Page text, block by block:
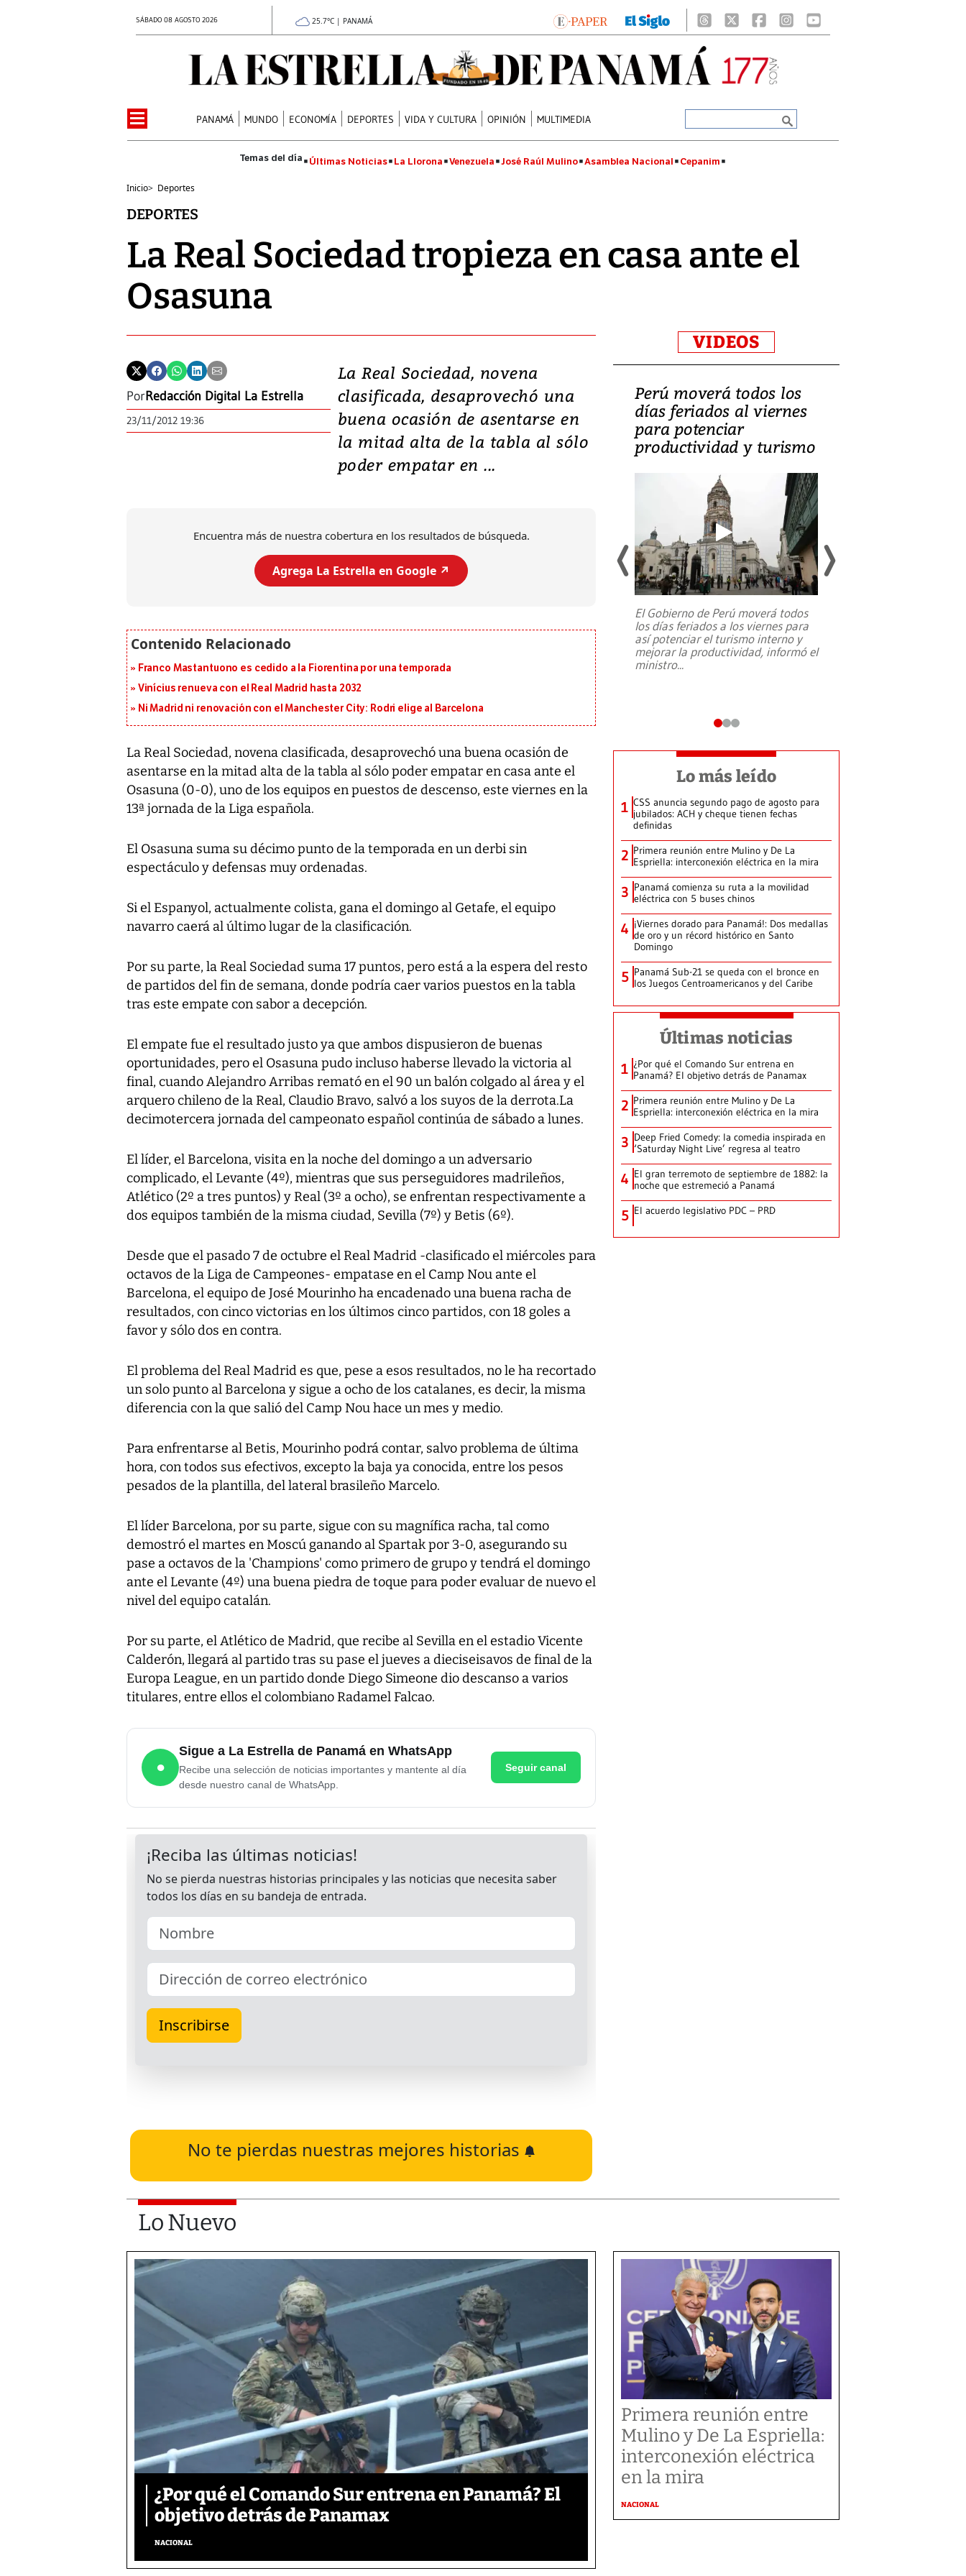
SÁBADO 08 AGOSTO 2026 25.7°C | PANAMÁ
PANAMÁ MUNDO ECONOMÍA DEPORTES VIDA Y CULTURA OPINIÓN MULTIMEDIA
Últimas Noticias La Llorona Venezuela José Raúl Mulino Asamblea Nacional Cepanim
Inicio> Deportes
DEPORTES
La Real Sociedad tropieza en casa ante el
Osasuna
PorRedacción Digital La Estrella
23/11/2012 19:36
La Real Sociedad, novena
clasificada, desaprovechó una
buena ocasión de asentarse en
la mitad alta de la tabla al sólo
poder empatar en ...
Encuentra más de nuestra cobertura en los resultados de búsqueda.
Agrega La Estrella en Google ↗️
Franco Mastantuono es cedido a la Fiorentina por una temporada
Vinícius renueva con el Real Madrid hasta 2032
Ni Madrid ni renovación con el Manchester City: Rodri elige al Barcelona
La Real Sociedad, novena clasificada, desaprovechó una buena ocasión de
asentarse en la mitad alta de la tabla al sólo poder empatar en casa ante el
Osasuna (0-0), uno de los equipos en puestos de descenso, este viernes en la
13ª jornada de la Liga española.
El Osasuna suma su décimo punto de la temporada en un derbi sin
espectáculo y defensas muy ordenadas.
Si el Espanyol, actualmente colista, gana el domingo al Getafe, el equipo
navarro caerá al último lugar de la clasificación.
Por su parte, la Real Sociedad suma 17 puntos, pero está a la espera del resto
de partidos del fin de semana, donde podría caer varios puestos en la tabla
tras este empate con sabor a decepción.
El empate fue el resultado justo ya que ambos dispusieron de buenas
oportunidades, pero el Osasuna pudo incluso haberse llevado la victoria al
final, cuando Alejandro Arribas remató en el 90 un balón colgado al área y el
arquero chileno de la Real, Claudio Bravo, salvó a los suyos de la derrota.La
decimotercera jornada del campeonato español continúa de sábado a lunes.
El líder, el Barcelona, visita en la noche del domingo a un adversario
complicado, el Levante (4º), mientras que sus perseguidores madrileños,
Atlético (2º a tres puntos) y Real (3º a ocho), se enfrentan respectivamente a
dos equipos también de la misma ciudad, Sevilla (7º) y Betis (6º).
Desde que el pasado 7 de octubre el Real Madrid -clasificado el miércoles para
octavos de la Liga de Campeones- empatase en el Camp Nou ante el
Barcelona, el equipo de José Mourinho ha encadenado una buena racha de
resultados, con cinco victorias en los últimos cinco partidos, con 18 goles a
favor y sólo dos en contra.
El problema del Real Madrid es que, pese a esos resultados, no le ha recortado
un solo punto al Barcelona y sigue a ocho de los catalanes, es decir, la misma
diferencia con la que salió del Camp Nou hace un mes y medio.
Para enfrentarse al Betis, Mourinho podrá contar, salvo problema de última
hora, con todos sus efectivos, excepto la baja ya conocida, entre los pesos
pesados de la plantilla, del lateral brasileño Marcelo.
El líder Barcelona, por su parte, sigue con su magnífica racha, tal como
demostró el martes en Moscú ganando al Spartak por 3-0, asegurando su
pase a octavos de la 'Champions' como primero de grupo y tendrá el domingo
ante el Levante (4º) una buena piedra de toque para poder evaluar de nuevo el
nivel del equipo catalán.
Por su parte, el Atlético de Madrid, que recibe al Sevilla en el estadio Vicente
Calderón, llegará al partido tras su pase el jueves a dieciseisavos de final de la
Europa League, en un partido donde Diego Simeone dio descanso a varios
titulares, entre ellos el colombiano Radamel Falcao.
●
Sigue a La Estrella de Panamá en WhatsApp
Recibe una selección de noticias importantes y mantente al día
desde nuestro canal de WhatsApp.
Seguir canal
No te pierdas nuestras mejores historias
VIDEOS
Video: Lula lanza su
candidatura con
promesas de inversión
en defensa, educación y
tierras raras
Entre recuerdos y escuetas
da Silva, oficializó este domingo su
Perú moverá todos los
días feriados al viernes
para potenciar
productividad y turismo
El Gobierno de Perú moverá todos
los días feriados a los viernes para
así potenciar el turismo interno y
mejorar la productividad, informó el
ministro...
Lo más leído
1 CSS anuncia segundo pago de agosto para
jubilados: ACH y cheque tienen fechas
definidas
2 Primera reunión entre Mulino y De La
Espriella: interconexión eléctrica en la mira
3 Panamá comienza su ruta a la movilidad
eléctrica con 5 buses chinos
4 ¡Viernes dorado para Panamá!: Dos medallas
de oro y un récord histórico en Santo
Domingo
5 Panamá Sub-21 se queda con el bronce en
los Juegos Centroamericanos y del Caribe
Últimas noticias
1 ¿Por qué el Comando Sur entrena en
Panamá? El objetivo detrás de Panamax
2 Primera reunión entre Mulino y De La
Espriella: interconexión eléctrica en la mira
3 Deep Fried Comedy: la comedia inspirada en
‘Saturday Night Live’ regresa al teatro
4 El gran terremoto de septiembre de 1882: la
noche que estremeció a Panamá
5 El acuerdo legislativo PDC – PRD
Lo Nuevo
¿Por qué el Comando Sur entrena en Panamá? El
objetivo detrás de Panamax
NACIONAL
Primera reunión entre
Mulino y De La Espriella:
interconexión eléctrica
en la mira
NACIONAL